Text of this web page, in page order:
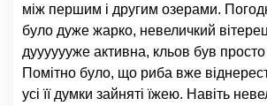
між першим і другим озерами.
було дуже жарко, невеличкий
дууууууже активна, кльов був
Помітно було, що риба вже
усі її думки зайняті їжею. Навіть